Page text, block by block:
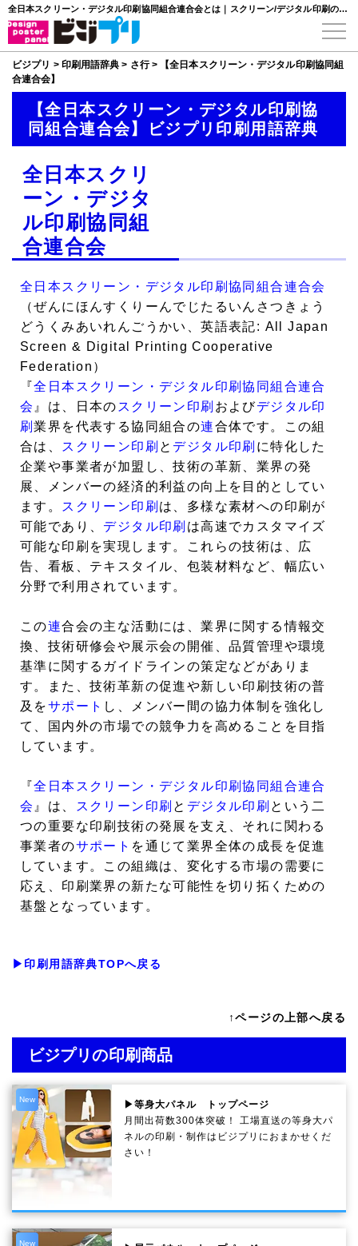
全日本スクリーン・デジタル印刷協同組合連合会とは｜スクリーン/デジタル印刷の業界団体
ビジプリ > 印刷用語辞典 > さ行>
【全日本スクリーン・デジタル印刷協同組
合連合会】
【全日本スクリーン・デジタル印刷協
同組合連合会】ビジプリ印刷用語辞典
全日本スクリ
ーン・デジタ
ル印刷協同組
合連合会
全日本スクリーン・デジタル印刷協同組合連合会
（ぜんにほんすくりーんでじたるいんさつきょう
どうくみあいれんごうかい、英語表記: All Japan
Screen & Digital Printing Cooperative
Federation）
『全日本スクリーン・デジタル印刷協同組合連合
会 』は、日本の スクリーン印刷 およびデジタル印
刷業界を代表する協同組合の連合体です。この組
合は、
スクリーン印刷 と デジタル印刷 に特化した
企業や事業者が加盟し、技術の革新、業界の発
展、メンバーの経済的利益の向上を目的としてい
ます。
スクリーン印刷 は、多様な素材への印刷が
可能であり、 デジタル印刷 は高速でカスタマイズ
可能な印刷を実現します。これらの技術は、広
告、看板、テキスタイル、包装材料など、幅広い
分野で利用されています。
この連合会の主な活動には、業界に関する情報交
換、技術研修会や展示会の開催、品質管理や環境
基準に関するガイドラインの策定などがありま
す。また、技術革新の促進や新しい印刷技術の普
及をサポート し、メンバー間の協力体制を強化し
て、国内外の市場での競争力を高めることを目指
しています。
『全日本スクリーン・デジタル印刷協同組合連合
会 』は、 スクリーン印刷 と デジタル印刷 という二
つの重要な印刷技術の発展を支え、それに関わる
事業者のサポート を通じて業界全体の成長を促進
しています。この組織は、変化する市場の需要に
応え、印刷業界の新たな可能性を切り拓くための
基盤となっています。
▶印刷用語辞典TOPへ戻る
↑ページの上部へ戻る
ビジプリの印刷商品
New
▶等身大パネル トップページ
月間出荷数300体突破！ 工場直送の等身大パ
ネルの印刷・制作は ビジプリ におまかせくだ
さい！
New